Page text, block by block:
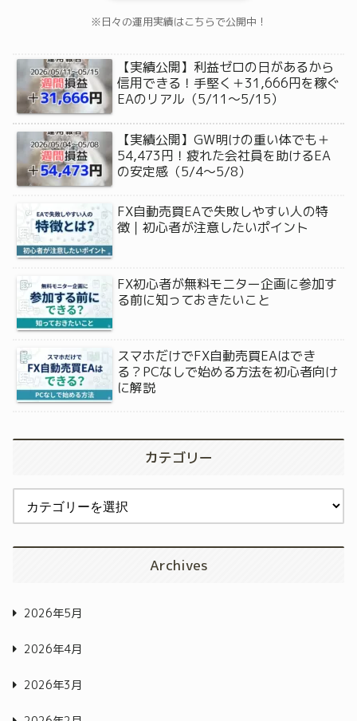
※日々の運用実績はこちらで公開中！
【実績公開】利益ゼロの日があるから
信用できる！手堅く＋31,666円を稼ぐ
EAのリアル（5/11〜5/15）
【実績公開】GW明けの重い体でも＋
54,473円！疲れた会社員を助けるEA
の安定感（5/4〜5/8）
FX自動売買EAで失敗しやすい人の特
徴｜初心者が注意したいポイント
FX初心者が無料モニター企画に参加す
る前に知っておきたいこと
スマホだけでFX自動売買EAはでき
る？PCなしで始める方法を初心者向け
に解説
カテゴリー
Archives
2026年5月
2026年4月
2026年3月